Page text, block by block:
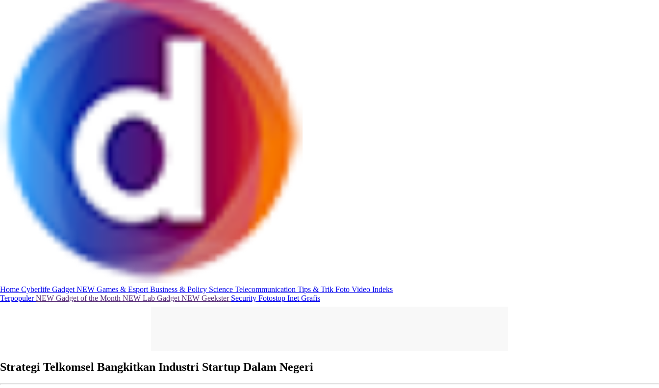
Home Cyberlife Gadget NEW Games & Esport Business & Policy Science Telecommunication Tips & Trik Foto Video Indeks
TerpopulerNEW Gadget of the Month NEW Lab Gadget NEW Geekster Security Fotostop Inet Grafis
Strategi Telkomsel Bangkitkan Industri Startup Dalam Negeri